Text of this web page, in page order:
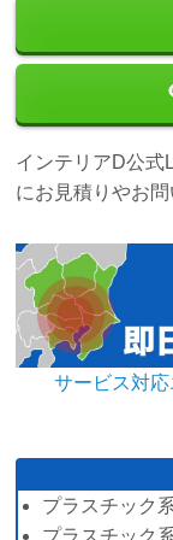
インテリアD公式
にお見積りやお
サービス対応
プラスチック
プラスチック